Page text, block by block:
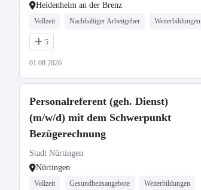
Heidenheim an der Brenz
Vollzeit Nachhaltiger Arbeitgeber Weiterbildungen
5
01.08.2026
Personalreferent (geh. Dienst)
(m/w/d) mit dem Schwerpunkt
Bezügerechnung
Stadt Nürtingen
Nürtingen
Vollzeit Gesundheitsangebote Weiterbildungen